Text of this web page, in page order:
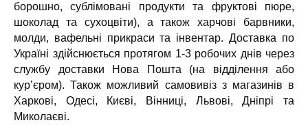
борошно, сублімовані продукти та фруктові пюре,
шоколад та сухоцвіти), а також харчові барвники,
молди, вафельні прикраси та інвентар. Доставка по
Україні здійснюється протягом 1-3 робочих днів через
службу доставки Нова Пошта (на відділення або
кур’єром). Також можливий самовивіз з магазинів в
Харкові, Одесі, Києві, Вінниці, Львові, Дніпрі та
Миколаєві.